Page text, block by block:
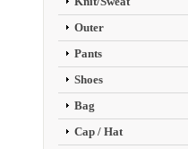
Outer
Pants
Shoes
Bag
Cap / Hat